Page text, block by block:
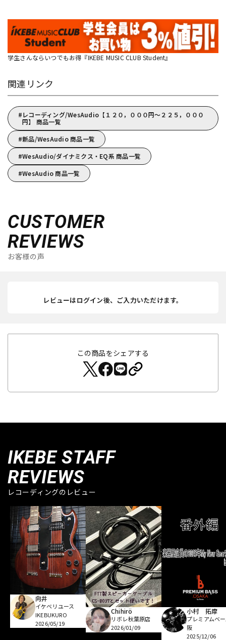
学生さんならいつでもお得『IKEBE MUSIC CLUB Student』
関連リンク
レコーディング/WesAudio【１２０，０００円～２２５，０００
円】 商品一覧
新品/WesAudio 商品一覧
WesAudio/ダイナミクス・EQ系 商品一覧
WesAudio 商品一覧
CUSTOMER
REVIEWS
お客様の声
レビューはログイン後、ご入力いただけます。
この商品をシェアする
IKEBE STAFF
REVIEWS
レコーディングのレビュー
向井
イケベリユース
IKEBUKURO
2026/05/19
Chihirö
リボレ秋葉原店
2026/01/09
小村 拓摩
プレミアムベ
阪
2025/12/06